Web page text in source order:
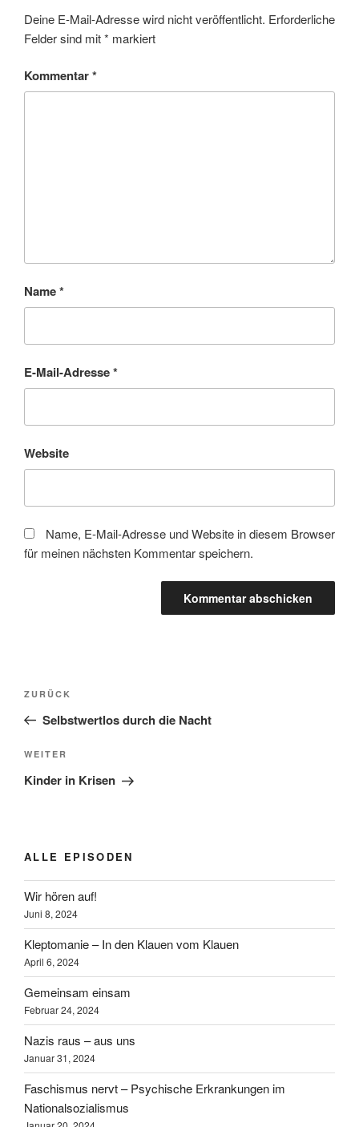
Deine E-Mail-Adresse wird nicht veröffentlicht. Erforderliche
Felder sind mit* markiert
Kommentar*
Name*
E-Mail-Adresse*
Website
Name, E-Mail-Adresse und Website in diesem Browser
für meinen nächsten Kommentar speichern.
Beitragsnavigation
Vorheriger
Beitrag
ZURÜCK
Selbstwertlos durch die Nacht
Nächster
Beitrag
WEITER
Kinder in Krisen
ALLE EPISODEN
Wir hören auf!
Juni 8, 2024
Kleptomanie – In den Klauen vom Klauen
April 6, 2024
Gemeinsam einsam
Februar 24, 2024
Nazis raus – aus uns
Januar 31, 2024
Faschismus nervt – Psychische Erkrankungen im
Nationalsozialismus